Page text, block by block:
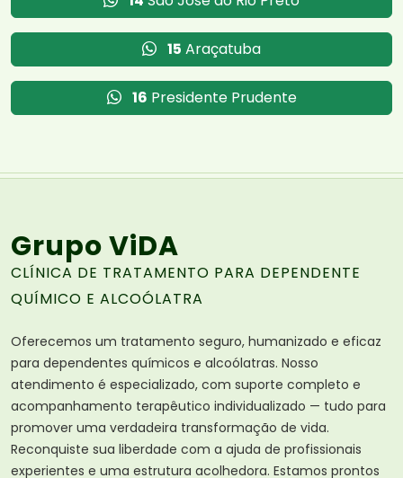
15 Araçatuba
16 Presidente Prudente
Grupo ViDA
CLÍNICA DE TRATAMENTO PARA DEPENDENTE
QUÍMICO E ALCOÓLATRA
Oferecemos um tratamento seguro, humanizado e eficaz
para dependentes químicos e alcoólatras. Nosso
atendimento é especializado, com suporte completo e
acompanhamento terapêutico individualizado — tudo para
promover uma verdadeira transformação de vida.
Reconquiste sua liberdade com a ajuda de profissionais
experientes e uma estrutura acolhedora. Estamos prontos